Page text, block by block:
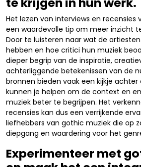
Het lezen van interviews en recensies
een waardevolle tip om meer inzicht
Door te luisteren naar wat de
hebben en hoe critici hun muziek
dieper begrip van de inspiratie,
achterliggende betekenissen van de
bronnen bieden vaak een kijkje
kunnen je helpen om de context en
muziek beter te begrijpen. Het
recensies kan dus een verrijkende
liefhebbers van gothic muziek die op
diepgang en waardering voor het
Experimenteer met